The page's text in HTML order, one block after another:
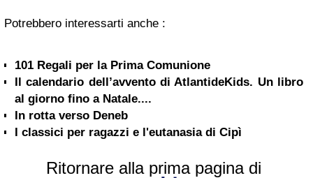
Potrebbero interessarti anche :
101 Regali per la Prima Comunione
Il calendario dell’avvento di AtlantideKids. Un libro
al giorno fino a Natale....
In rotta verso Deneb
I classici per ragazzi e l'eutanasia di Cipì
Ritornare alla prima pagina di